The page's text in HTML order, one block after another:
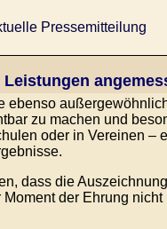
Pressemitteilung
zu machen und
oder in Vereinen –
dass die
der Ehrung